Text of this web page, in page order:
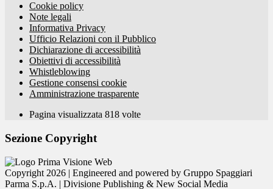
Cookie policy
Note legali
Informativa Privacy
Ufficio Relazioni con il Pubblico
Dichiarazione di accessibilità
Obiettivi di accessibilità
Whistleblowing
Gestione consensi cookie
Amministrazione trasparente
Pagina visualizzata 818 volte
Sezione Copyright
Copyright 2026 | Engineered and powered by Gruppo Spaggiari
Parma S.p.A. | Divisione Publishing & New Social Media